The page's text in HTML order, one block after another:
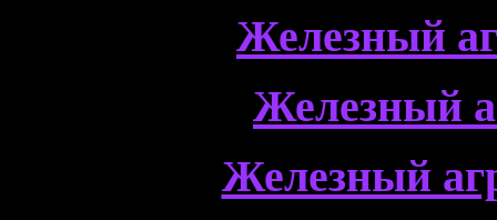
Железный
Железный
Железный